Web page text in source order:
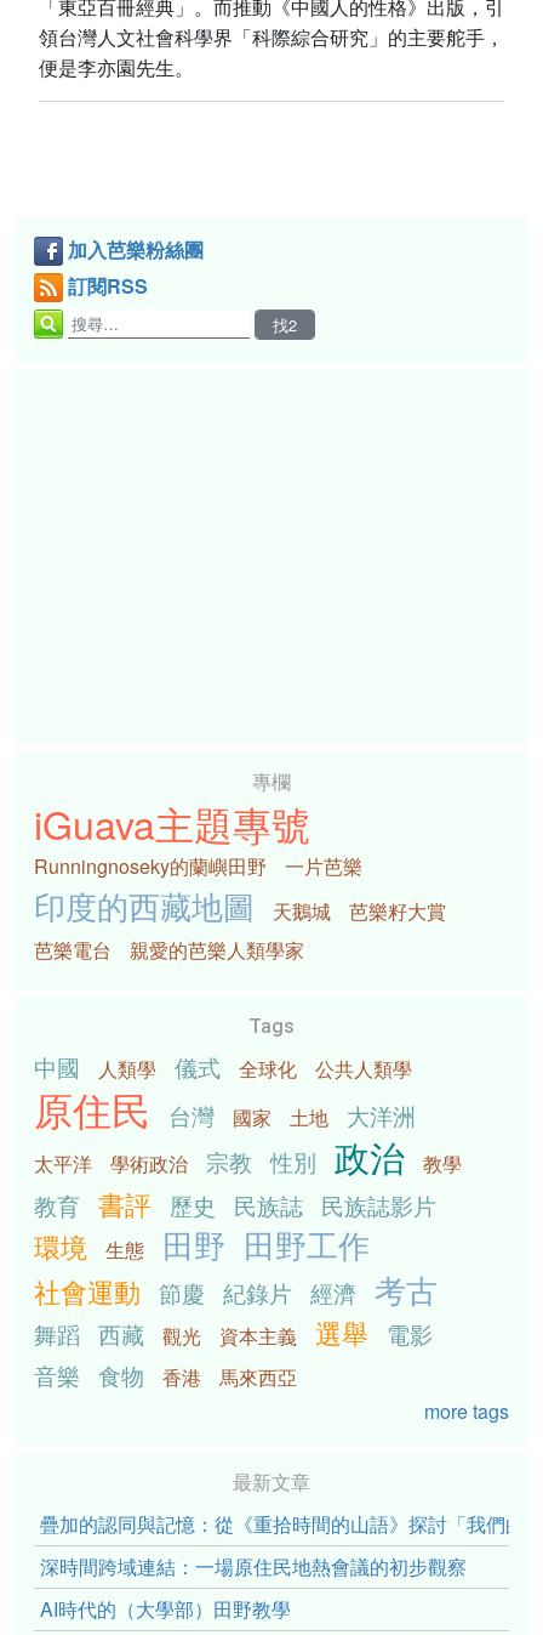
「東亞百冊經典」。而推動《中國人的性格》出版，引
領台灣人文社會科學界「科際綜合研究」的主要舵手，
便是李亦園先生。
加入芭樂粉絲團
訂閱RSS
專欄
iGuava主題專號
Runningnoseky的蘭嶼田野 一片芭樂
印度的西藏地圖 天鵝城
芭樂籽大賞
芭樂電台
親愛的芭樂人類學家
Tags
中國 人類學 儀式 全球化 公共人類學
原住民 台灣 國家 土地 大洋洲
太平洋 學術政治 宗教 性別 政治 教學
教育 書評 歷史 民族誌 民族誌影片
環境 生態 田野 田野工作
社會運動 節慶 紀錄片 經濟 考古
舞蹈 西藏 觀光 資本主義 選舉
電影
音樂 食物 香港
馬來西亞
more tags
最新文章
疊加的認同與記憶：從《重拾時間的山語》探討「我們的
深時間跨域連結：一場原住民地熱會議的初步觀察
AI時代的（大學部）田野教學